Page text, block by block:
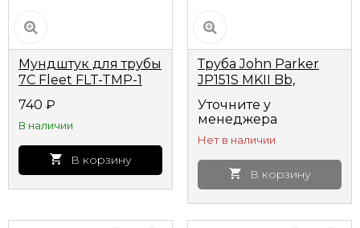
Мундштук для трубы
7C Fleet FLT-TMP-1
740 ₽
В наличии
В корзину
Труба John Parker
JP151S MKII Bb,
Уточните у
менеджера
Нет в наличии
В корзину